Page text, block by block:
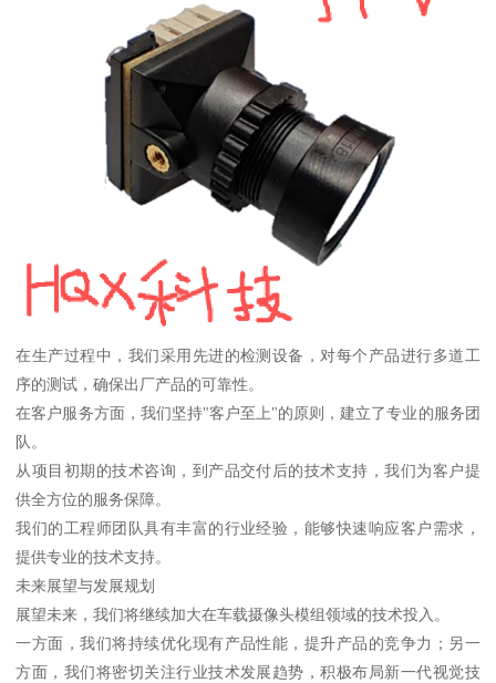
在生产过程中，我们采用先进的检测设备，对每个产品进行多道工
序的测试，确保出厂产品的可靠性。
在客户服务方面，我们坚持"客户至上"的原则，建立了专业的服务团
队。
从项目初期的技术咨询，到产品交付后的技术支持，我们为客户提
供全方位的服务保障。
我们的工程师团队具有丰富的行业经验，能够快速响应客户需求，
提供专业的技术支持。
未来展望与发展规划
展望未来，我们将继续加大在车载摄像头模组领域的技术投入。
一方面，我们将持续优化现有产品性能，提升产品的竞争力；另一
方面，我们将密切关注行业技术发展趋势，积极布局新一代视觉技